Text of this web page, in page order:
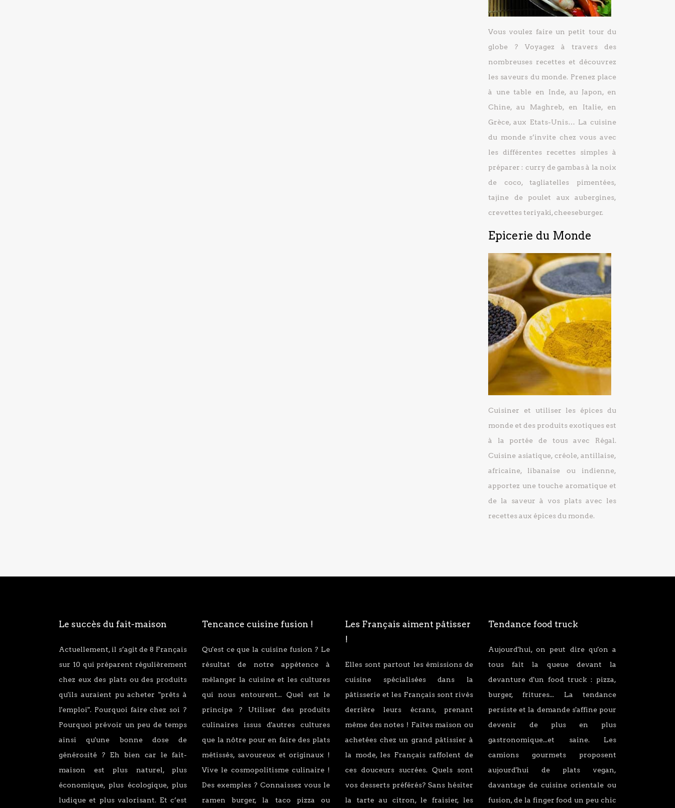
Vous voulez faire un petit tour du
globe ? Voyagez à travers des
nombreuses recettes et découvrez
les saveurs du monde. Prenez place
à une table en Inde, au Japon, en
Chine, au Maghreb, en Italie, en
Grèce, aux Etats-Unis… La cuisine
du monde s’invite chez vous avec
les différentes recettes simples à
préparer : curry de gambas à la noix
de coco, tagliatelles pimentées,
tajine de poulet aux aubergines,
crevettes teriyaki, cheeseburger.
Epicerie du Monde
Cuisiner et utiliser les épices du
monde et des produits exotiques est
à la portée de tous avec Régal.
Cuisine asiatique, créole, antillaise,
africaine, libanaise ou indienne,
apportez une touche aromatique et
de la saveur à vos plats avec les
recettes aux épices du monde.
Le succès du fait-maison
Actuellement, il s’agit de 8 Français
sur 10 qui préparent régulièrement
chez eux des plats ou des produits
qu'ils auraient pu acheter "prêts à
l'emploi". Pourquoi faire chez soi ?
Pourquoi prévoir un peu de temps
ainsi qu'une bonne dose de
générosité ? Eh bien car le fait-
maison est plus naturel, plus
économique, plus écologique, plus
ludique et plus valorisant. Et c’est
Tencance cuisine fusion !
Qu'est ce que la cuisine fusion ? Le
résultat de notre appétence à
mélanger la cuisine et les cultures
qui nous entourent... Quel est le
principe ? Utiliser des produits
culinaires issus d'autres cultures
que la nôtre pour en faire des plats
métissés, savoureux et originaux !
Vive le cosmopolitisme culinaire !
Des exemples ? Connaissez vous le
ramen burger, la taco pizza ou
Les Français aiment pâtisser
!
Elles sont partout les émissions de
cuisine spécialisées dans la
pâtisserie et les Français sont rivés
derrière leurs écrans, prenant
même des notes ! Faites maison ou
achetées chez un grand pâtissier à
la mode, les Français raffolent de
ces douceurs sucrées. Quels sont
vos desserts préférés? Sans hésiter
la tarte au citron, le fraisier, les
Tendance food truck
Aujourd'hui, on peut dire qu'on a
tous fait la queue devant la
devanture d'un food truck : pizza,
burger, fritures... La tendance
persiste et la demande s'affine pour
devenir de plus en plus
gastronomique...et saine. Les
camions gourmets proposent
aujourd'hui de plats vegan,
davantage de cuisine orientale ou
fusion, de la finger food un peu chic